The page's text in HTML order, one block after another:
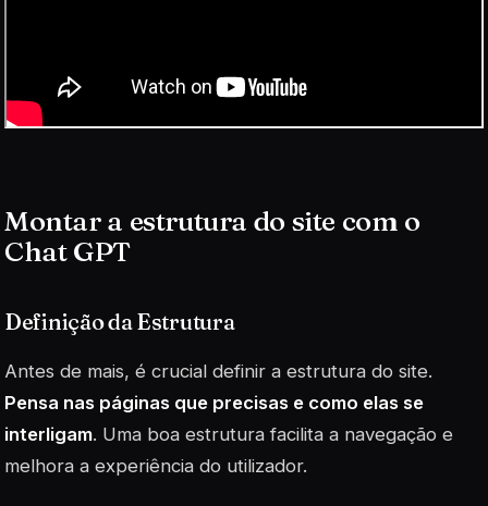
Montar a estrutura do site com o
Chat GPT
Definição da Estrutura
Antes de mais, é crucial definir a estrutura do site.
Pensa nas páginas que precisas e como elas se
interligam. Uma boa estrutura facilita a navegação e
melhora a experiência do utilizador.